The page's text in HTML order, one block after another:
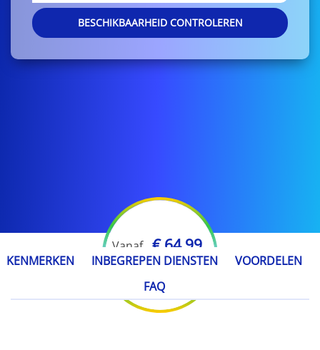
BESCHIKBAARHEID CONTROLEREN
Vanaf € 64,99
/ jaar
KENMERKEN INBEGREPEN DIENSTEN
VOORDELEN
FAQ